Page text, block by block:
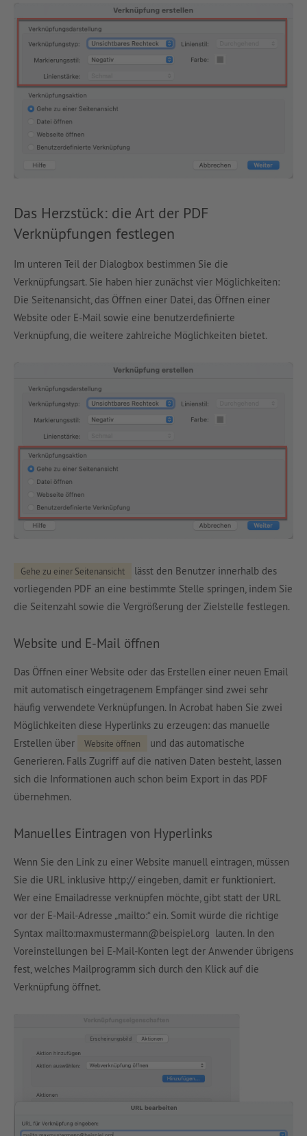
Das Herzstück: die Art der PDF
Verknüpfungen festlegen
Im unteren Teil der Dialogbox bestimmen Sie die
Verknüpfungsart. Sie haben hier zunächst vier Möglichkeiten:
Die Seitenansicht, das Öffnen einer Datei, das Öffnen einer
Website oder E-Mail sowie eine benutzerdefinierte
Verknüpfung, die weitere zahlreiche Möglichkeiten bietet.
Gehe zu einer Seitenansicht
lässt den Benutzer innerhalb des
vorliegenden PDF an eine bestimmte Stelle springen, indem Sie
die Seitenzahl sowie die Vergrößerung der Zielstelle festlegen.
Website und E-Mail öffnen
Das Öffnen einer Website oder das Erstellen einer neuen Email
mit automatisch eingetragenem Empfänger sind zwei sehr
häufig verwendete Verknüpfungen. In Acrobat haben Sie zwei
Möglichkeiten diese Hyperlinks zu erzeugen: das manuelle
Erstellen über
Website öffnen
und das automatische
Generieren. Falls Zugriff auf die nativen Daten besteht, lassen
sich die Informationen auch schon beim Export in das PDF
übernehmen.
Manuelles Eintragen von Hyperlinks
Wenn Sie den Link zu einer Website manuell eintragen, müssen
Sie die URL inklusive http:// eingeben, damit er funktioniert.
Wer eine Emailadresse verknüpfen möchte, gibt statt der URL
vor der E-Mail-Adresse „mailto:“ ein. Somit würde die richtige
Syntax mailto:maxmustermann@beispiel.org lauten. In den
Voreinstellungen bei E-Mail-Konten legt der Anwender übrigens
fest, welches Mailprogramm sich durch den Klick auf die
Verknüpfung öffnet.